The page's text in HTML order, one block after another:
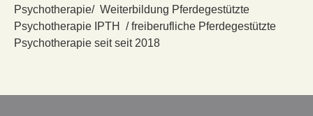
Psychotherapie/ Weiterbildung Pferdegestützte
Psychotherapie IPTH / freiberufliche Pferdegestützte
Psychotherapie seit seit 2018